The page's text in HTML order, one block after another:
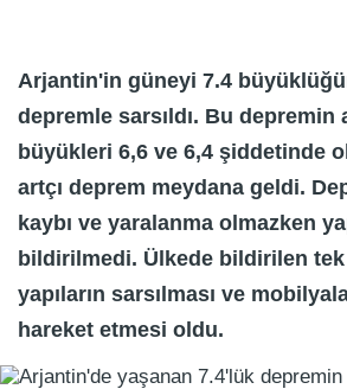
Arjantin'in güneyi 7.4
depremle sarsıldı. Bu depremin
büyükleri 6,6 ve 6,4 şiddetinde
artçı deprem meydana geldi.
kaybı ve yaralanma olmazken
bildirilmedi. Ülkede bildirilen tek
yapıların sarsılması ve
hareket etmesi oldu.